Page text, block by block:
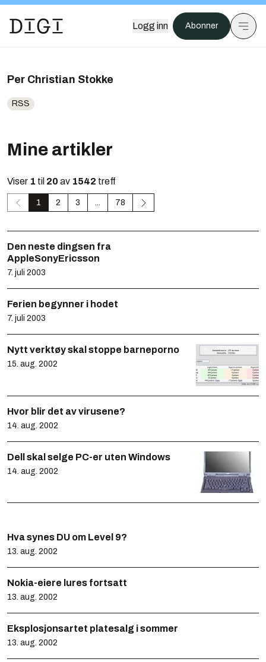
Logg inn Abonner
Per Christian Stokke
RSS
Mine artikler
Viser 1 til 20 av 1542 treff
1 2 3 ... 78
Den neste dingsen fra
AppleSonyEricsson
7. juli 2003
Ferien begynner i hodet
7. juli 2003
Nytt verktøy skal stoppe barneporno
15. aug. 2002
Hvor blir det av virusene?
14. aug. 2002
Dell skal selge PC-er uten Windows
14. aug. 2002
Hva synes DU om Level 9?
13. aug. 2002
Nokia-eiere lures fortsatt
13. aug. 2002
Eksplosjonsartet platesalg i sommer
13. aug. 2002